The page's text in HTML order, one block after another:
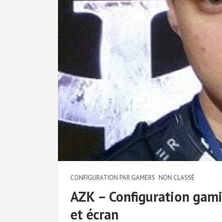
CONFIGURATION PAR GAMERS NON CLASSÉ
AZK – Configuration
et écran